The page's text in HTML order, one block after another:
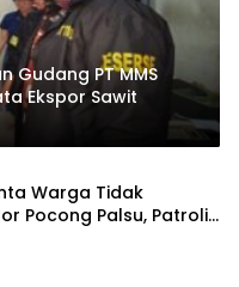
Gudang PT MMS
Ekspor Sawit
Warga Tidak
Pocong Palsu, Patroli